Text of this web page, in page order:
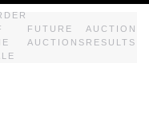
FUTURE
AUCTIONS
AUCTION
RESULTS